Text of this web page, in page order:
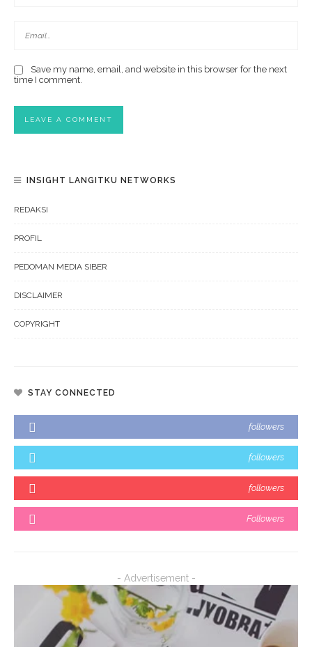
Save my name, email, and website in this browser for the next
time I comment.
INSIGHT LANGITKU NETWORKS
REDAKSI
PROFIL
PEDOMAN MEDIA SIBER
DISCLAIMER
COPYRIGHT
STAY CONNECTED
followers
followers
followers
Followers
- Advertisement -